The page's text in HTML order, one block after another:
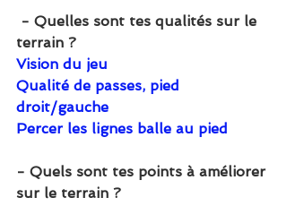
terrain ?
Vision du jeu
Qualité de passes, pied
droit/gauche
Percer les lignes balle au pied
- Quels sont tes points à améliorer
sur le terrain ?